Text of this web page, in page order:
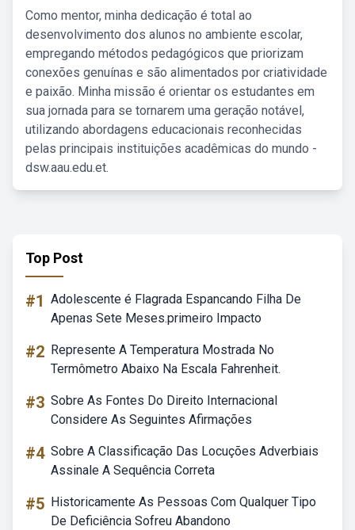
Como mentor, minha dedicação é total ao
desenvolvimento dos alunos no ambiente escolar,
empregando métodos pedagógicos que priorizam
conexões genuínas e são alimentados por criatividade
e paixão. Minha missão é orientar os estudantes em
sua jornada para se tornarem uma geração notável,
utilizando abordagens educacionais reconhecidas
pelas principais instituições acadêmicas do mundo -
dsw.aau.edu.et.
Top Post
#1 Adolescente é Flagrada Espancando Filha De
Apenas Sete Meses.primeiro Impacto
#2 Represente A Temperatura Mostrada No
Termômetro Abaixo Na Escala Fahrenheit.
#3 Sobre As Fontes Do Direito Internacional
Considere As Seguintes Afirmações
#4 Sobre A Classificação Das Locuções Adverbiais
Assinale A Sequência Correta
#5 Historicamente As Pessoas Com Qualquer Tipo
De Deficiência Sofreu Abandono